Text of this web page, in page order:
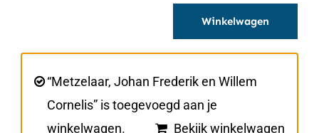
Steun BONAS
Winkelwagen
Winkelwagen
“Metzelaar, Johan Frederik en Willem
Cornelis” is toegevoegd aan je
winkelwagen.
Bekijk winkelwagen